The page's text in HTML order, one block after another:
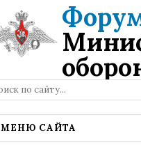
МЕНЮ САЙТА